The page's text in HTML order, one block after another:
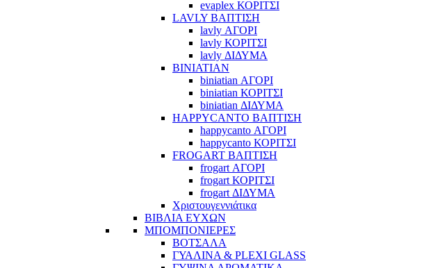
evaplex ΚΟΡΙΤΣΙ
LAVLY ΒΑΠΤΙΣΗ
lavly ΑΓΟΡΙ
lavly ΚΟΡΙΤΣΙ
lavly ΔΙΔΥΜΑ
BINIATIAN
biniatian ΑΓΟΡΙ
biniatian ΚΟΡΙΤΣΙ
biniatian ΔΙΔΥΜΑ
HAPPYCANTO ΒΑΠΤΙΣΗ
happycanto ΑΓΟΡΙ
happycanto ΚΟΡΙΤΣΙ
FROGART ΒΑΠΤΙΣΗ
frogart ΑΓΟΡΙ
frogart ΚΟΡΙΤΣΙ
frogart ΔΙΔΥΜΑ
Χριστουγεννιάτικα
ΒΙΒΛΙΑ ΕΥΧΩΝ
ΜΠΟΜΠΟΝΙΕΡΕΣ
ΒΟΤΣΑΛΑ
ΓΥΑΛΙΝΑ & PLEXI GLASS